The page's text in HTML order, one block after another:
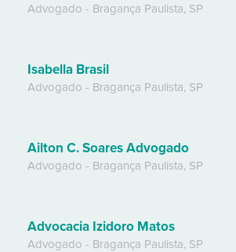
Advogado - Bragança Paulista, SP
Isabella Brasil
Advogado - Bragança Paulista, SP
Ailton C. Soares Advogado
Advogado - Bragança Paulista, SP
Advocacia Izidoro Matos
Advogado - Bragança Paulista, SP